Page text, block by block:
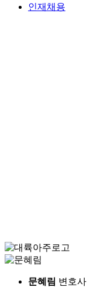
인재채용
문혜림 변호사